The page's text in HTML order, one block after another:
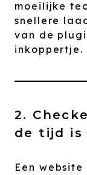
moeilijke
snellere
van de
inkoppertje.
2.
de tijd is
Een